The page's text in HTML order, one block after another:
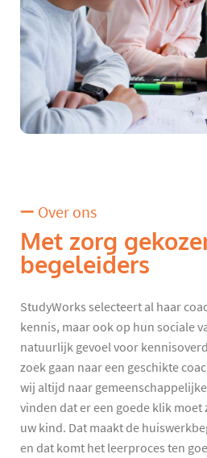
Over ons
Met zorg
begeleiders
StudyWorks selecteert al haar
kennis, maar ook op hun sociale
natuurlijk gevoel voor
zoek gaan naar een geschikte
wij altijd naar
vinden dat er een goede klik moet
uw kind. Dat maakt de
en dat komt het leerproces ten